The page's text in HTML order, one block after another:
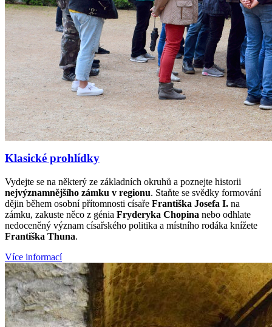
Klasické prohlídky
Vydejte se na některý ze základních okruhů a poznejte historii
nejvýznamnějšího zámku v regionu. Staňte se svědky formování
dějin během osobní přítomnosti císaře Františka Josefa I. na
zámku, zakuste něco z génia Fryderyka Chopina nebo odhlate
nedoceněný význam císařského politika a místního rodáka knížete
Františka Thuna.
Více informací